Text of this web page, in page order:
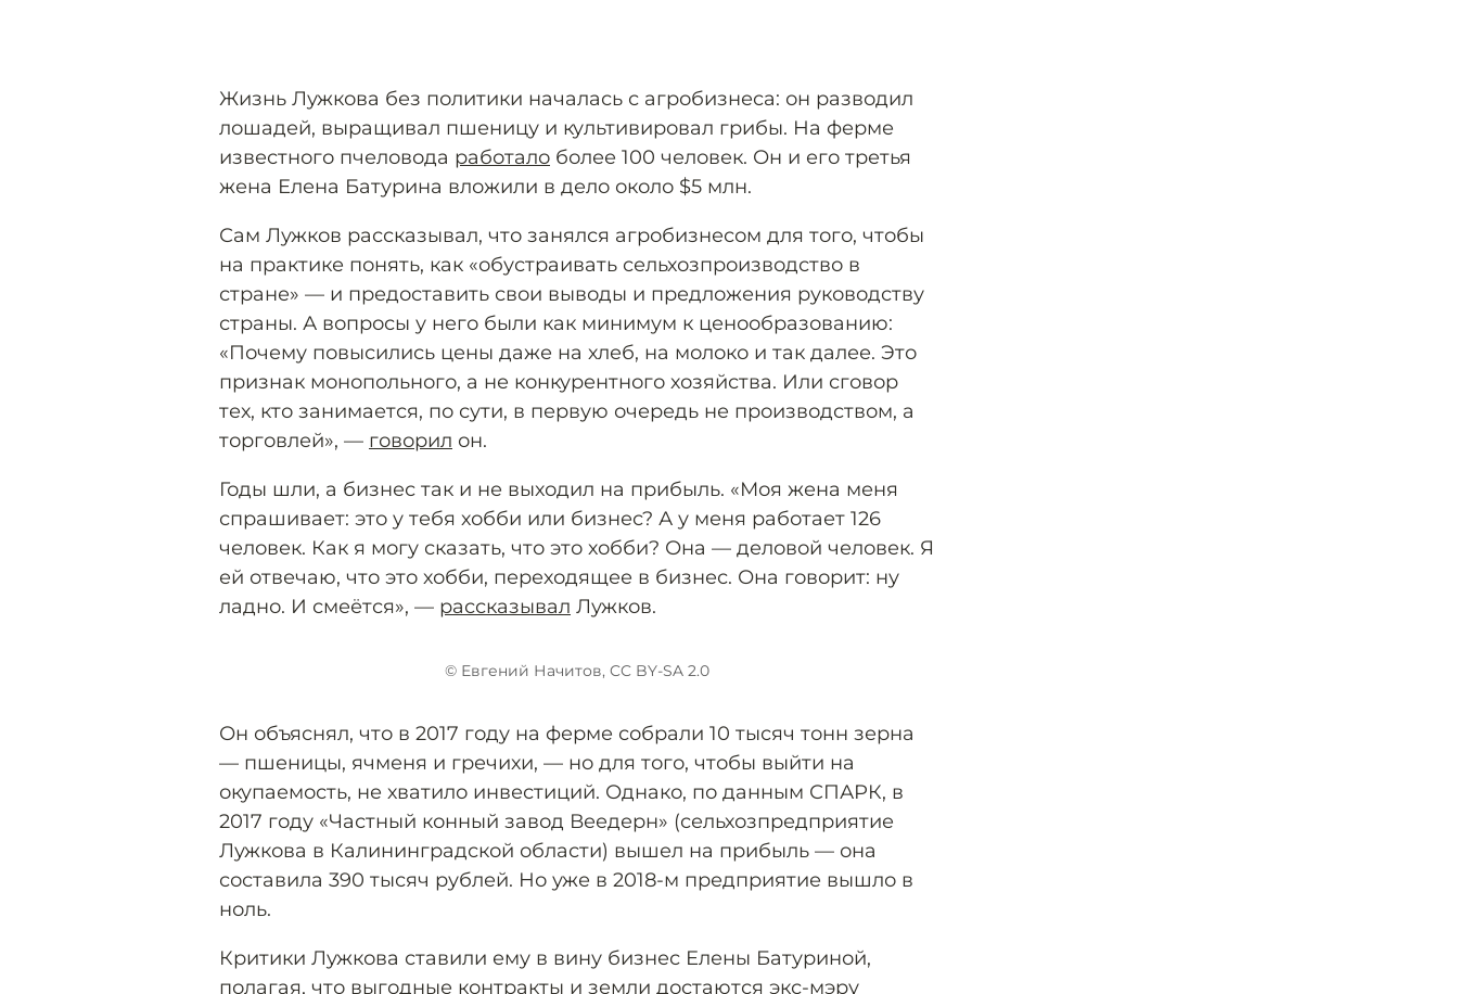
Жизнь Лужкова без политики началась с агробизнеса: он разводил
лошадей, выращивал пшеницу и культивировал грибы. На ферме
известного пчеловода работало более 100 человек. Он и его третья
жена Елена Батурина вложили в дело около $5 млн.
Сам Лужков рассказывал, что занялся агробизнесом для того, чтобы
на практике понять, как «обустраивать сельхозпроизводство в
стране» — и предоставить свои выводы и предложения руководству
страны. А вопросы у него были как минимум к ценообразованию:
«Почему повысились цены даже на хлеб, на молоко и так далее. Это
признак монопольного, а не конкурентного хозяйства. Или сговор
тех, кто занимается, по сути, в первую очередь не производством, а
торговлей», — говорил он.
Годы шли, а бизнес так и не выходил на прибыль. «Моя жена меня
спрашивает: это у тебя хобби или бизнес? А у меня работает 126
человек. Как я могу сказать, что это хобби? Она — деловой человек. Я
ей отвечаю, что это хобби, переходящее в бизнес. Она говорит: ну
ладно. И смеётся», — рассказывал Лужков.
© Евгений Начитов, CC BY-SA 2.0
Он объяснял, что в 2017 году на ферме собрали 10 тысяч тонн зерна
— пшеницы, ячменя и гречихи, — но для того, чтобы выйти на
окупаемость, не хватило инвестиций. Однако, по данным СПАРК, в
2017 году «Частный конный завод Веедерн» (сельхозпредприятие
Лужкова в Калининградской области) вышел на прибыль — она
составила 390 тысяч рублей. Но уже в 2018-м предприятие вышло в
ноль.
Критики Лужкова ставили ему в вину бизнес Елены Батуриной,
полагая, что выгодные контракты и земли достаются экс-мэру